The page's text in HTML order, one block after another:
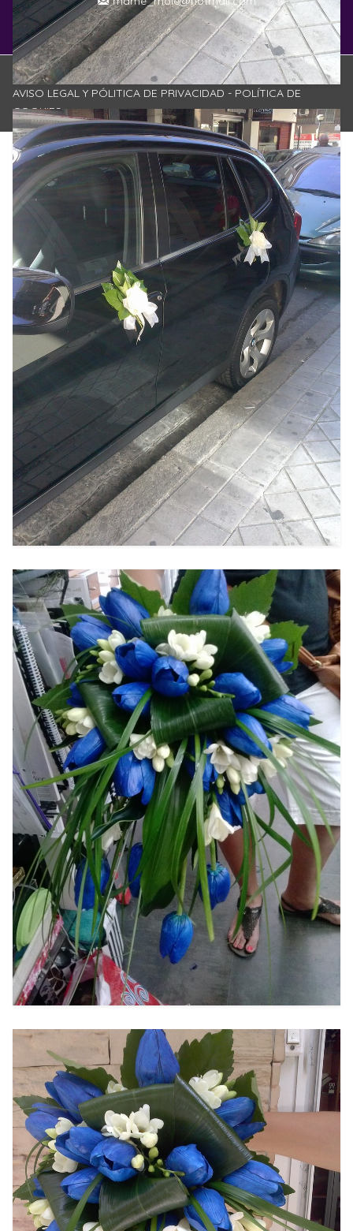
© FLORES BAMBU GRANADA, floristerías en Granada, 2026,-
AVISO LEGAL Y PÓLITICA DE PRIVACIDAD - POLÍTICA DE
COOKIES